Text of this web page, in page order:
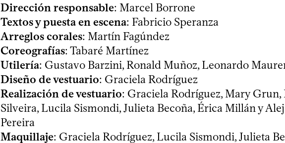
Dirección responsable: Marcel Borrone
Textos y puesta en escena: Fabricio Speranza
Arreglos corales: Martín Fagúndez
Coreografías: Tabaré Martínez
Utilería: Gustavo Barzini, Ronald Muñoz, Leonardo
Diseño de vestuario: Graciela Rodríguez
Realización de vestuario: Graciela Rodríguez, Mary Grun,
Silveira, Lucila Sismondi, Julieta Becoña, Érica Millán y
Pereira
Maquillaje: Graciela Rodríguez, Lucila Sismondi, Julieta